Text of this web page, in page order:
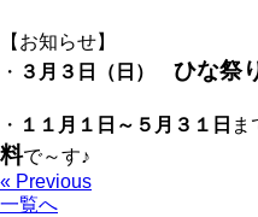
【お知らせ】
・ ３月３日（日） ひな祭
・ １１月１日～５月３１日 ま
料で～す♪
« Previous
一覧へ